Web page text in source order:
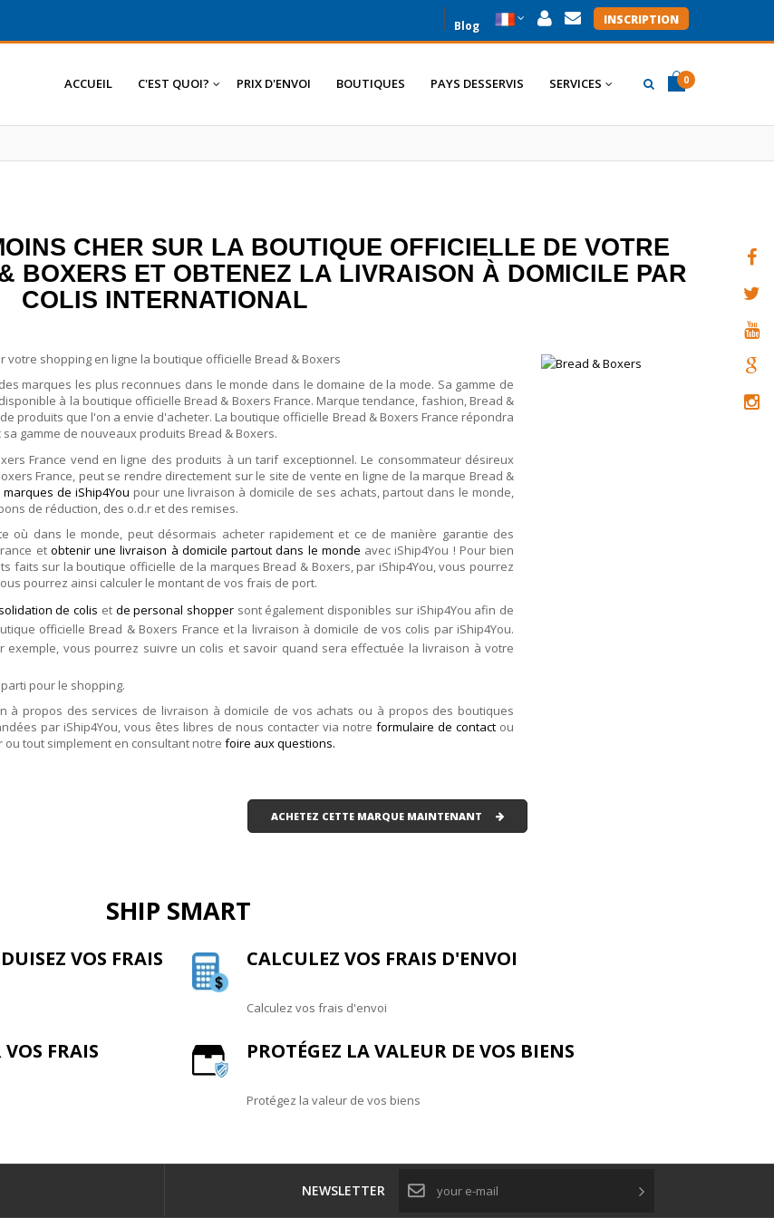
INSCRIPTION
Blog
0
ACCUEIL C'EST QUOI? PRIX D'ENVOI BOUTIQUES PAYS DESSERVIS SERVICES
CHER SUR LA BOUTIQUE OFFICIELLE DE VOTRE
BOXERS ET OBTENEZ LA LIVRAISON À DOMICILE PAR
COLIS INTERNATIONAL
votre shopping en ligne la boutique officielle Bread & Boxers
marques les plus reconnues dans le monde dans le domaine de la mode. Sa gamme de
à la boutique officielle Bread & Boxers France. Marque tendance, fashion, Bread &
produits que l'on a envie d'acheter. La boutique officielle Bread & Boxers France répondra
gamme de nouveaux produits Bread & Boxers.
France vend en ligne des produits à un tarif exceptionnel. Le consommateur désireux
France, peut se rendre directement sur le site de vente en ligne de la marque Bread &
de iShip4You pour une livraison à domicile de ses achats, partout dans le monde,
de réduction, des o.d.r et des remises.
où dans le monde, peut désormais acheter rapidement et ce de manière garantie des
et obtenir une livraison à domicile partout dans le monde avec iShip4You ! Pour bien
faits sur la boutique officielle de la marques Bread & Boxers, par iShip4You, vous pourrez
pourrez ainsi calculer le montant de vos frais de port.
de colis et de personal shopper sont également disponibles sur iShip4You afin de
officielle Bread & Boxers France et la livraison à domicile de vos colis par iShip4You.
exemple, vous pourrez suivre un colis et savoir quand sera effectuée la livraison à votre
pour le shopping.
à propos des services de livraison à domicile de vos achats ou à propos des boutiques
par iShip4You, vous êtes libres de nous contacter via notre formulaire de contact ou
ou tout simplement en consultant notre foire aux questions.
ACHETEZ CETTE MARQUE MAINTENANT
SHIP SMART
VOS FRAIS
CALCULEZ VOS FRAIS D'ENVOI
Calculez vos frais d'envoi
FRAIS
PROTÉGEZ LA VALEUR DE VOS BIENS
Protégez la valeur de vos biens
NEWSLETTER